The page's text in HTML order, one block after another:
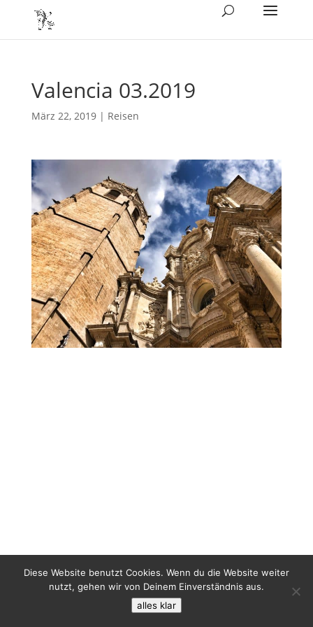
Valencia 03.2019
März 22, 2019| Reisen
Diese Website benutzt Cookies. Wenn du die Website weiter
nutzt, gehen wir von Deinem Einverständnis aus.
alles klar